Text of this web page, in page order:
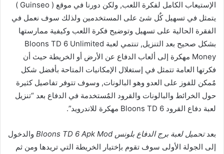
الإستيعاب الكامل لفكرة اللعب, ولكن دورنا في موقع ( Guinseo )
يتمثل في تسهيل كٌل شئ على المستخدمين ولذلك سوف نعمل في
الفقرة الحالية على تسهيل وتوضيح فكرة اللعب وكيفية ممارستها
بشكل صحيح بعد التنزيل, تنتمي لعبة Bloons TD 6 Unlimited
Money مهكرة إلى ألعاب الدفاع عن الأرض أو الخريطة حيث أن
فكرتها العامة تتمثل في إستغلال الإمكانيات المتاحة بأفضل شكل
مٌمكن للفوز على العدو وهو البالونات, وسوف تتوفر تفاصيل كثيرة
حول الخرائط والبالونات والقرود المٌستخدمة في الدفاع بعد “تنزيل
لعبة دفاع القرود Bloons TD 6 مهكرة للاندرويد”.
بعدتحميل لعبة برج الدفاع بلونس Bloons TD 6 Apk Mod
والدخول
إلى الجولة الأولى سوف تقوم بإختيار الخريطة التي تريدها ومن ثم